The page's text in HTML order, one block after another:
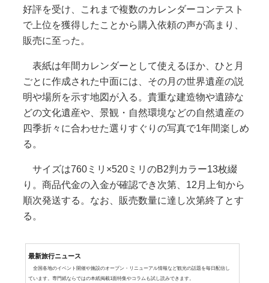
好評を受け、これまで複数のカレンダーコンテスト
で上位を獲得したことから購入依頼の声が高まり、
販売に至った。
表紙は年間カレンダーとして使えるほか、ひと月
ごとに作成された中面には、その月の世界遺産の説
明や場所を示す地図が入る。貴重な建造物や遺跡な
どの文化遺産や、景観・自然環境などの自然遺産の
四季折々に合わせた選りすぐりの写真で1年間楽しめ
る。
サイズは760ミリ×520ミリのB2判カラー13枚綴
り。商品代金の入金が確認でき次第、12月上旬から
順次発送する。なお、販売数量に達し次第終了とす
る。
最新旅行ニュース
全国各地のイベント開催や施設のオープン・リニューアル情報など観光の話題を毎日配信し
ています。専門紙ならではの本紙掲載1面特集やコラムも試し読みできます。